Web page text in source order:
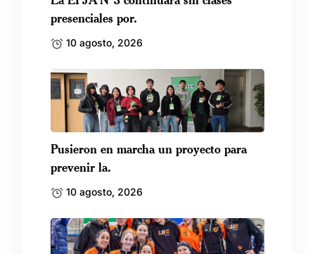
presenciales por.
10 agosto, 2026
Pusieron en marcha un proyecto para
prevenir la.
10 agosto, 2026